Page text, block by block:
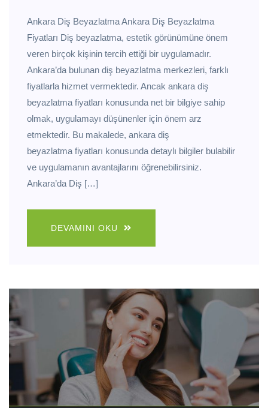
Ankara Diş Beyazlatma Ankara Diş Beyazlatma
Fiyatları Diş beyazlatma, estetik görünümüne önem
veren birçok kişinin tercih ettiği bir uygulamadır.
Ankara’da bulunan diş beyazlatma merkezleri, farklı
fiyatlarla hizmet vermektedir. Ancak ankara diş
beyazlatma fiyatları konusunda net bir bilgiye sahip
olmak, uygulamayı düşünenler için önem arz
etmektedir. Bu makalede, ankara diş
beyazlatma fiyatları konusunda detaylı bilgiler bulabilir
ve uygulamanın avantajlarını öğrenebilirsiniz.
Ankara’da Diş […]
DEVAMINI OKU